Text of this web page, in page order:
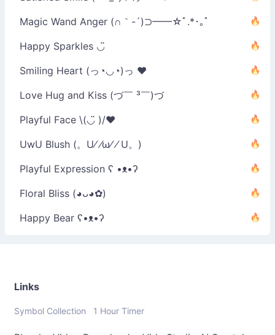
Magic Wand Anger (∩｀-´)⊃━━☆ﾟ.*･｡ﾟ
Happy Sparkles ◡̈
Smiling Heart (っ◔◡◔)っ ♥
Love Hug and Kiss (づ￣ ³￣)づ
Playful Face \(◡̈ )/♥︎
UwU Blush (。U⁄ ⁄ω⁄ ⁄ U。)
Playful Expression ʕ •ᴥ•ʔ
Floral Bliss (◕ᴗ◕✿)
Happy Bear ʕ•ᴥ•ʔ
Links
Symbol Collection 1 Hour Timer